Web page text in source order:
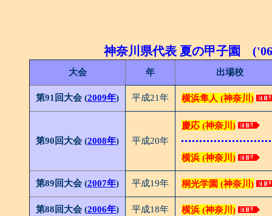
神奈川県代表 夏の甲子園
大会 年 出場校
第91回大会 (2009年) 平成21年 横浜隼人 (神奈川)
第90回大会 (2008年) 平成20年
慶応 (神奈川)
横浜 (神奈川)
第89回大会 (2007年) 平成19年 桐光学園 (神奈川)
第88回大会 (2006年) 平成18年 横浜 (神奈川)